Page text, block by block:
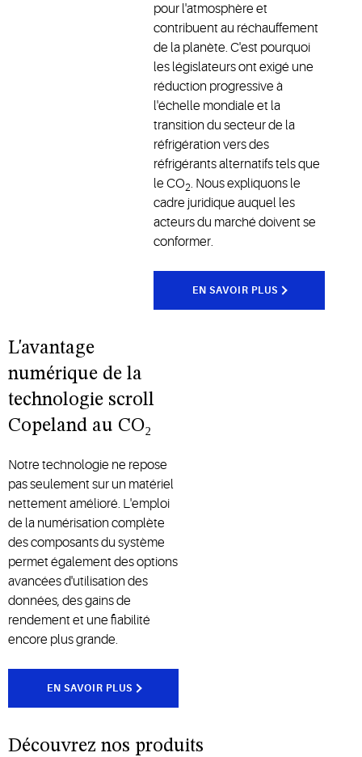
pour l'atmosphère et
contribuent au réchauffement
de la planète. C'est pourquoi
les législateurs ont exigé une
réduction progressive à
l'échelle mondiale et la
transition du secteur de la
réfrigération vers des
réfrigérants alternatifs tels que
le CO2. Nous expliquons le
cadre juridique auquel les
acteurs du marché doivent se
conformer.
EN SAVOIR PLUS
L'avantage
numérique de la
technologie scroll
Copeland au CO₂
Notre technologie ne repose
pas seulement sur un matériel
nettement amélioré. L'emploi
de la numérisation complète
des composants du système
permet également des options
avancées d'utilisation des
données, des gains de
rendement et une fiabilité
encore plus grande.
EN SAVOIR PLUS
Découvrez nos produits